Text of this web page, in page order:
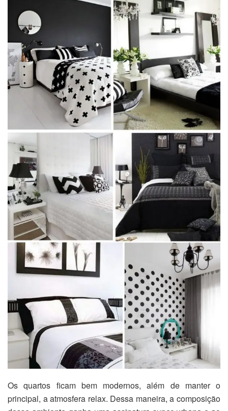
Os quartos ficam bem modernos, além de manter o
principal, a atmosfera relax. Dessa maneira, a composição